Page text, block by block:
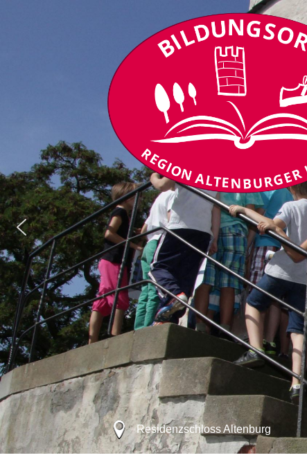
Residenzschloss Altenburg